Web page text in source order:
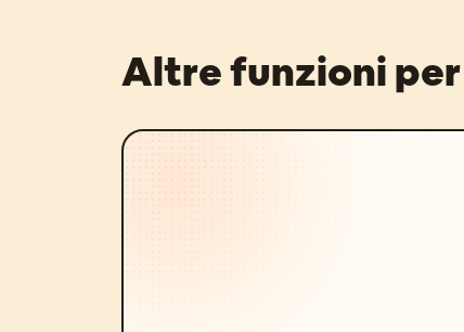
Altre funzioni